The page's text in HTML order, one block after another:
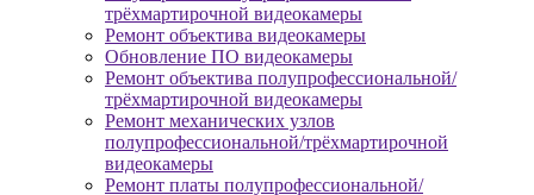
трёхмартирочной видеокамеры
Ремонт объектива видеокамеры
Обновление ПО видеокамеры
Ремонт объектива полупрофессиональной/
трёхмартирочной видеокамеры
Ремонт механических узлов
полупрофессиональной/трёхмартирочной
видеокамеры
Ремонт платы полупрофессиональной/